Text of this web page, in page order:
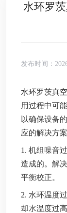
水环罗
发布时间：
水环罗茨真
用过程中可
以确保设备
应的解决方案
1. 机组噪音
造成的。解
平衡校正。
2. 水环温度
却水温度过